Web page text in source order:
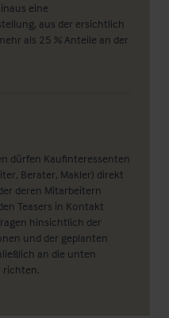
eine
aus der ersichtlich
als 25 % Anteile an der
dürfen Kaufinteressenten
Berater, Makler) direkt
deren Mitarbeitern
Teasers in Kontakt
hinsichtlich der
und der geplanten
an die unten
richten.